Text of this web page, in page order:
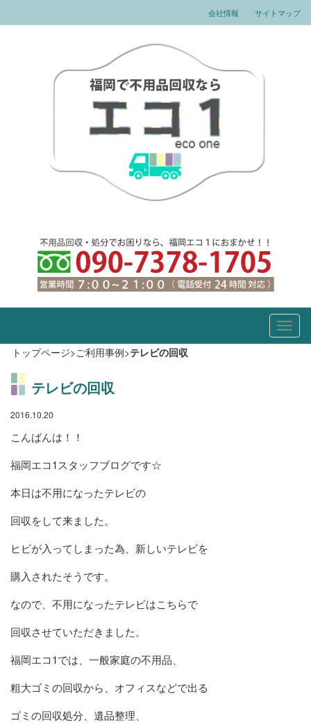
会社情報 サイトマップ
トップページ>ご利用事例>テレビの回収
テレビの回収
2016.10.20
こんばんは！！
福岡エコ1スタッフブログです☆
本日は不用になったテレビの
回収をして来ました。
ヒビが入ってしまった為、新しいテレビを
購入されたそうです。
なので、不用になったテレビはこちらで
回収させていただきました。
福岡エコ1では、一般家庭の不用品、
粗大ゴミの回収から、オフィスなどで出る
ゴミの回収処分、遺品整理、